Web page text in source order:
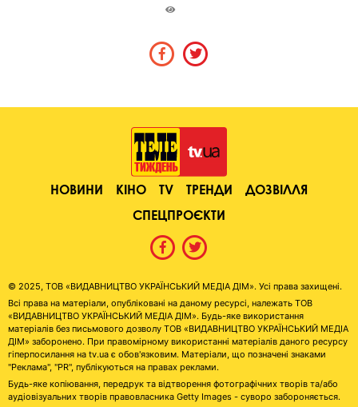
НОВИНИ КІНО TV ТРЕНДИ
ДОЗВІЛЛЯ
СПЕЦПРОЄКТИ
© 2025, ТОВ «ВИДАВНИЦТВО УКРАЇНСЬКИЙ МЕДІА ДІМ». Усі права захищені.
Всі права на матеріали, опубліковані на даному ресурсі, належать ТОВ
«ВИДАВНИЦТВО УКРАЇНСЬКИЙ МЕДІА ДІМ». Будь-яке використання
матеріалів без письмового дозволу ТОВ «ВИДАВНИЦТВО УКРАЇНСЬКИЙ МЕДІА
ДІМ» заборонено. При правомірному використанні матеріалів даного ресурсу
гіперпосилання на tv.ua є обов'язковим. Матеріали, що позначені знаками
"Реклама", "PR", публікуються на правах реклами.
Будь-яке копіювання, передрук та відтворення фотографічних творів та/або
аудіовізуальних творів правовласника Getty Images - суворо забороняється.